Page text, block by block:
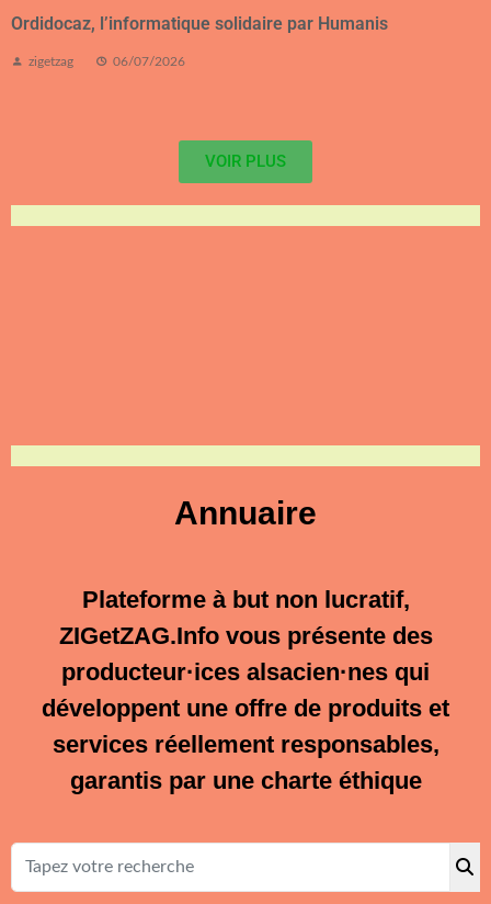
Ordidocaz, l’informatique solidaire par Humanis
zigetzag 06/07/2026
VOIR PLUS
Annuaire
Plateforme à but non lucratif,
ZIGetZAG.Info vous présentedes
producteur·ices alsacien·nes qui
développent une offre de produits et
services réellement responsables,
garantis par une charte éthique